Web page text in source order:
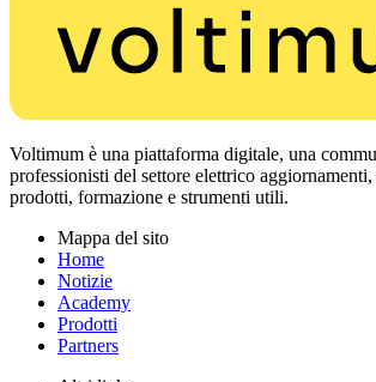
Voltimum è una piattaforma digitale, una
professionisti del settore elettrico
prodotti, formazione e strumenti utili.
Mappa del sito
Home
Notizie
Academy
Prodotti
Partners